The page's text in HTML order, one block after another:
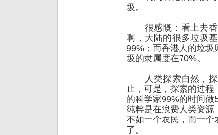
圾。
很感慨：看上去香
啊，大陆的很多垃圾
99%；而香港人的垃圾
圾的隶属度在70%。
人类探索自然，探
止，可是，探索的过程
的科学家99%的时间
纯粹是在浪费人类资源
不如一个农民，而一个
了。